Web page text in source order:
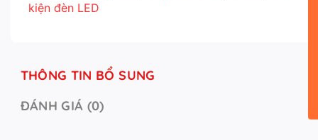
kiện đèn LED
THÔNG TIN BỔ SUNG
ĐÁNH GIÁ (0)